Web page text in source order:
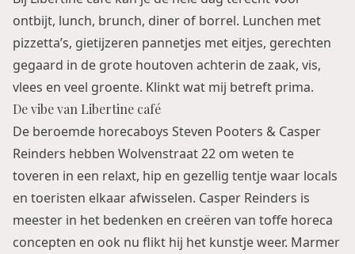
ontbijt, lunch, brunch, diner of borrel. Lunchen met
pizzetta’s, gietijzeren pannetjes met eitjes, gerechten
gegaard in de grote houtoven achterin de zaak, vis,
vlees en veel groente. Klinkt wat mij betreft prima.
De vibe van Libertine café
De beroemde horecaboys Steven Pooters & Casper
Reinders hebben Wolvenstraat 22 om weten te
toveren in een relaxt, hip en gezellig tentje waar locals
en toeristen elkaar afwisselen. Casper Reinders is
meester in het bedenken en creëren van toffe horeca
concepten en ook nu flikt hij het kunstje weer. Marmer